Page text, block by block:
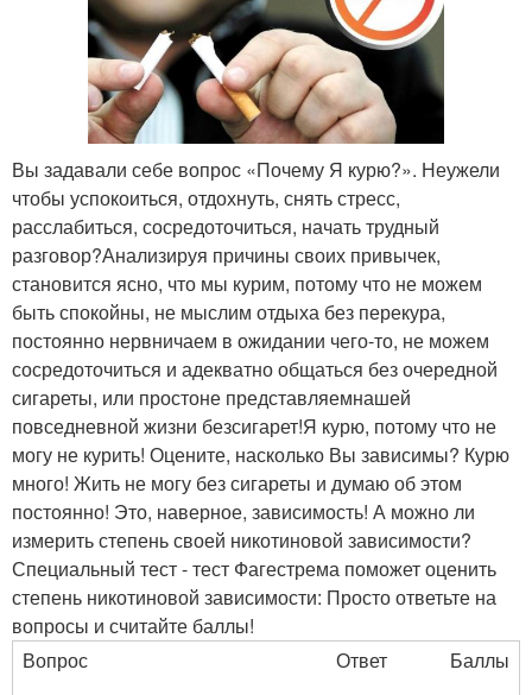
Вы задавали себе вопрос «Почему Я курю?». Неужели
чтобы успокоиться, отдохнуть, снять стресс,
расслабиться, сосредоточиться, начать трудный
разговор?Анализируя причины своих привычек,
становится ясно, что мы курим, потому что не можем
быть спокойны, не мыслим отдыха без перекура,
постоянно нервничаем в ожидании чего-то, не можем
сосредоточиться и адекватно общаться без очередной
сигареты, или простоне представляемнашей
повседневной жизни безсигарет!Я курю, потому что не
могу не курить! Оцените, насколько Вы зависимы? Курю
много! Жить не могу без сигареты и думаю об этом
постоянно! Это, наверное, зависимость! А можно ли
измерить степень своей никотиновой зависимости?
Специальный тест - тест Фагестрема поможет оценить
степень никотиновой зависимости: Просто ответьте на
вопросы и считайте баллы!
Вопрос
Ответ Баллы